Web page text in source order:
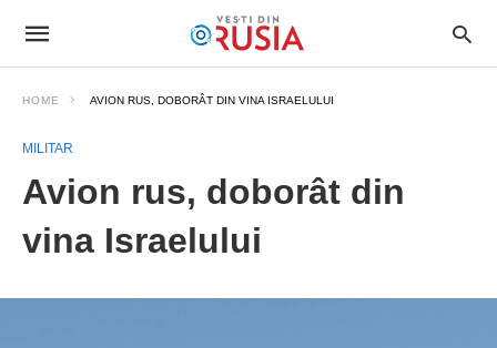
HOME AVION RUS, DOBORÂT DIN VINA ISRAELULUI
MILITAR
Avion rus, doborât din
vina Israelului